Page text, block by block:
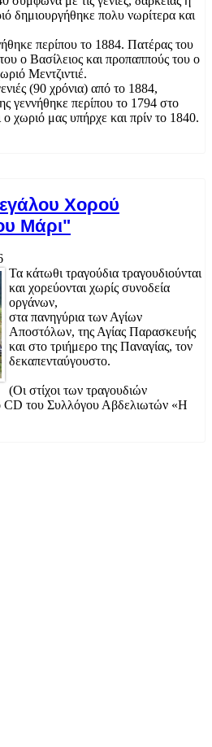
δημιουργήθηκε πολυ νωρίτερα και
περίπου το 1884. Πατέρας του
ο Βασίλειος και προπαππούς του ο
Μεντζιντιέ.
(90 χρόνια) από το 1884,
γεννήθηκε περίπου το 1794 στο
ο χωριό μας υπήρχε και πρίν το 1840.
Χορού
Μάρι"
Τα κάτωθι τραγούδια τραγουδιούνται
και χορεύονται χωρίς συνοδεία
οργάνων,
στα πανηγύρια των Αγίων
Αποστόλων, της Αγίας Παρασκευής
και στο τριήμερο της Παναγίας, τον
δεκαπενταύγουστο.
(Οι στίχοι των τραγουδιών
CD του Συλλόγου Αβδελιωτών «Η